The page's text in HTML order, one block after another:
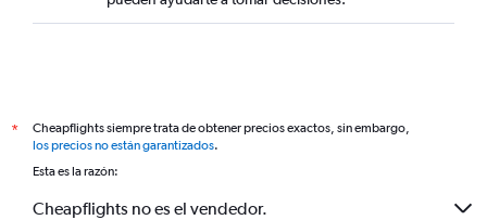
*
Cheapflights siempre trata de obtener precios exactos, sin embargo,
los precios no están garantizados.
Esta es la razón:
Cheapflights no es el vendedor.